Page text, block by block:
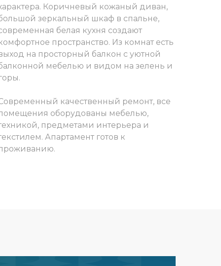
Коричневый кожаный диван,
зеркальный шкаф в спальне,
белая кухня создают
пространство. Из комнат есть
на просторный балкон с уютной
мебелью и видом на зелень и
качественный ремонт, все
оборудованы мебелью,
предметами интерьера и
Апартамент готов к